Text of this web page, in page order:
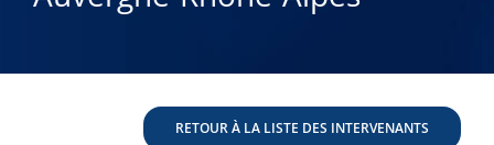
RETOUR À LA LISTE DES INTERVENANTS